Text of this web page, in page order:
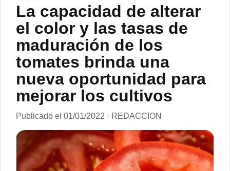
La capacidad de alterar
el color y las tasas de
maduración de los
tomates brinda una
nueva oportunidad para
mejorar los cultivos
Publicado el 01/01/2022 · REDACCION